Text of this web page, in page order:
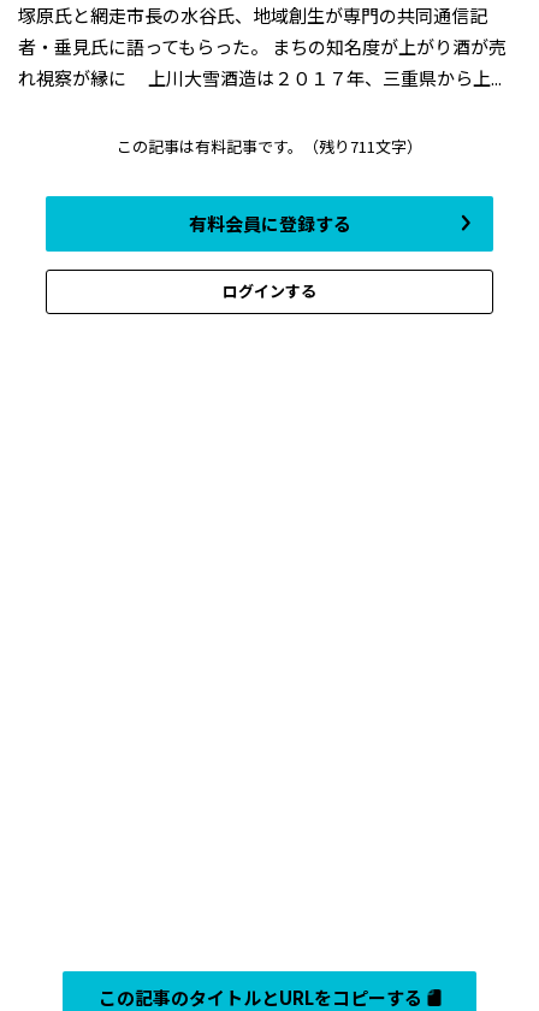
塚原氏と網走市長の水谷氏、地域創生が専門の共同通信記
者・垂見氏に語ってもらった。 まちの知名度が上がり酒が売
れ視察が縁に ――上川大雪酒造は２０１７年、三重県から上...
この記事は有料記事です。 （残り711文字）
有料会員に登録する
ログインする
この記事のタイトルとURLをコピーする